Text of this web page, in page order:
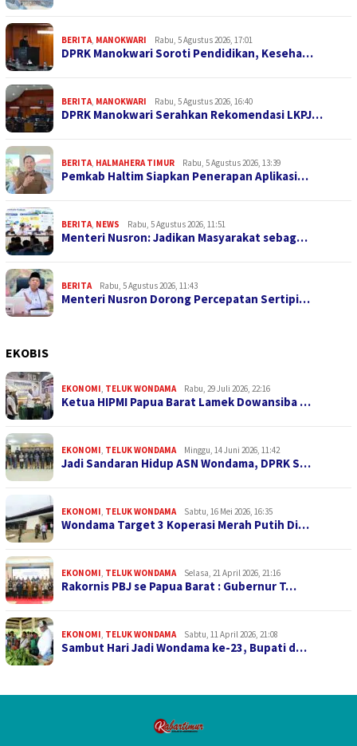
BERITA, MANOKWARI Rabu, 5 Agustus 2026, 17:01
DPRK Manokwari Soroti Pendidikan, Keseha…
BERITA, MANOKWARI Rabu, 5 Agustus 2026, 16:40
DPRK Manokwari Serahkan Rekomendasi LKPJ…
BERITA, HALMAHERA TIMUR Rabu, 5 Agustus 2026, 13:39
Pemkab Haltim Siapkan Penerapan Aplikasi…
BERITA, NEWS Rabu, 5 Agustus 2026, 11:51
Menteri Nusron: Jadikan Masyarakat sebag…
BERITA Rabu, 5 Agustus 2026, 11:43
Menteri Nusron Dorong Percepatan Sertipi…
EKOBIS
EKONOMI, TELUK WONDAMA Rabu, 29 Juli 2026, 22:16
Ketua HIPMI Papua Barat Lamek Dowansiba …
EKONOMI, TELUK WONDAMA Minggu, 14 Juni 2026, 11:42
Jadi Sandaran Hidup ASN Wondama, DPRK S…
EKONOMI, TELUK WONDAMA Sabtu, 16 Mei 2026, 16:35
Wondama Target 3 Koperasi Merah Putih Di…
EKONOMI, TELUK WONDAMA Selasa, 21 April 2026, 21:16
Rakornis PBJ se Papua Barat : Gubernur T…
EKONOMI, TELUK WONDAMA Sabtu, 11 April 2026, 21:08
Sambut Hari Jadi Wondama ke-23, Bupati d…